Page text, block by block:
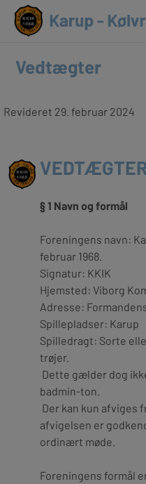
Vedtægter
Revideret 29. februar 2024
§ 1 Navn og formål
Foreningens navn:
februar 1968.
Signatur: KKIK
Hjemsted: Viborg
Adresse:
Spillepladser: Karup
Spilledragt: Sorte
trøjer.
Dette gælder dog
badmin-ton.
Der kan kun afviges
afvigelsen er
ordinært møde.
Foreningens formål